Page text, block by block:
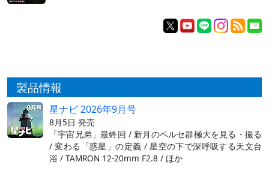
製品情報
星ナビ 2026年9月号
8月5日 発売
「宇宙兄弟」最終回 / 新月のペルセ群極大を見る・撮る
/ 変わる「惑星」の定義 / 星空の下で深呼吸する天文台
浴 / TAMRON 12-20mm F2.8 / ほか